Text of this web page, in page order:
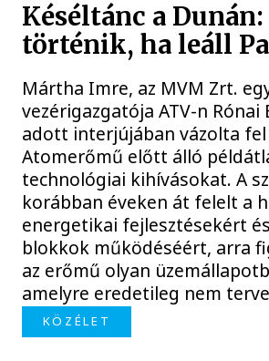
Késéltánc a
történik, ha leáll
Mártha Imre, az MVM Zrt.
vezérigazgatója ATV-n Rónai
adott interjújában vázolta fel
Atomerőmű előtt álló
technológiai kihívásokat. A
korábban éveken át felelt a
energetikai fejlesztésekért
blokkok működéséért, arra
az erőmű olyan
amelyre eredetileg nem
KÖZÉLET